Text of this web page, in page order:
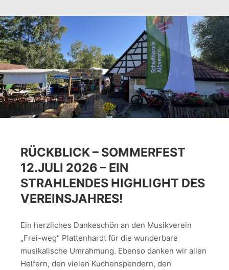
RÜCKBLICK – SOMMERFEST
12.JULI 2026 – EIN
STRAHLENDES HIGHLIGHT DES
VEREINSJAHRES!
Ein herzliches Dankeschön an den Musikverein
„Frei-weg“ Plattenhardt für die wunderbare
musikalische Umrahmung. Ebenso danken wir allen
Helfern, den vielen Kuchenspendern, den